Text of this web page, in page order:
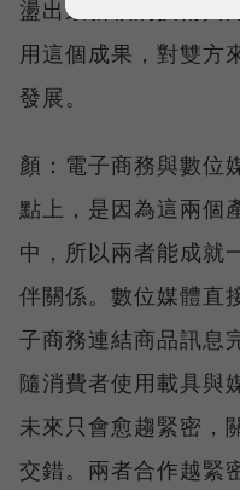
盪出最新穎的技術與
用這個成果，對雙方
發展。
顏：電子商務與數位
點上，是因為這兩個
中，所以兩者能成就
伴關係。數位媒體直
子商務連結商品訊息
隨消費者使用載具與
未來只會愈趨緊密，
交錯。兩者合作越緊